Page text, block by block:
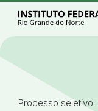
Ir para a página inicial
Ir para a busca
Ir para o conteúdo
Ir para o rodapé
Alto contraste
Login da Área
Acessibilidade
Processo seletivo: